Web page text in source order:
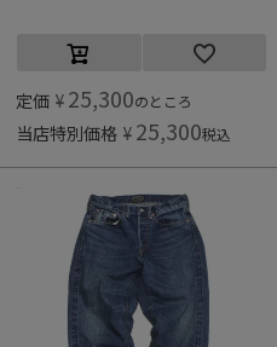
定価 ¥ 25,300のところ
当店特別価格 ¥ 25,300税込